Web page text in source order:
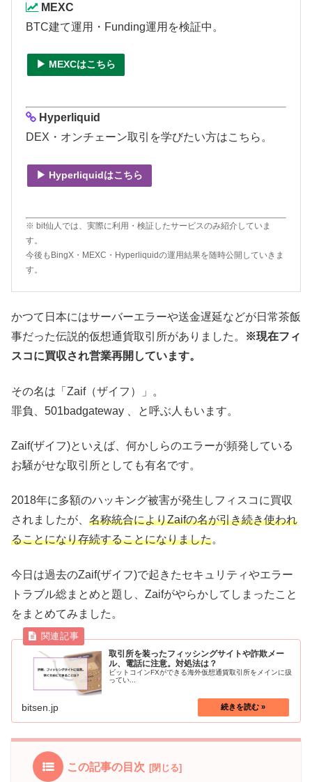
MEXC
BTC建て運用・Funding運用を検証中。
▶ MEXCはこちら
Hyperliquid
DEX・オンチェーン取引を学びたい方はこちら。
▶ Hyperliquidはこちら
※ bit仙人では、実際に利用・検証したサービスのみ紹介していま
す。
今後もBingX・MEXC・Hyperliquidの運用結果を随時公開していきま
す。
かつて日本にはサーバーエラーや送金遅延などが日常茶飯
事だった伝説的仮想通貨取引所がありました。
※現在フィ
スコに買収され営業再開しています。
その名は「Zaif（ザイフ）」。
罪負、501badgateway 、と呼ぶ人もいます。
Zaif(ザイフ)といえば、何かしらのエラーが頻発している
お騒がせな取引所としても有名です。
2018年に多額のハッキング被害が発生しフィスコに買収
されましたが、 名称統合によりZaifの名が引き続き使われ
ることになり存続することになりました。
今日は過去のZaif(ザイフ)で起きたセキュリティやエラー
トラブル総まとめと題し、Zaifがやらかしてしまったこと
をまとめてみました。
取引所を装ったフィッシングサイトや詐欺メー
ル、電話に注意。対処法は？
ビットコインFXができる海外仮想通貨取引所をメインに扱
ってい...
bitsen.jp
この記事の目次